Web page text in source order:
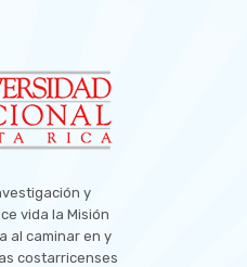
y
vida la Misión
al caminar en y
costarricenses